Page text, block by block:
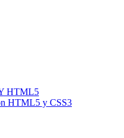
HTML5
HTML5 y CSS3